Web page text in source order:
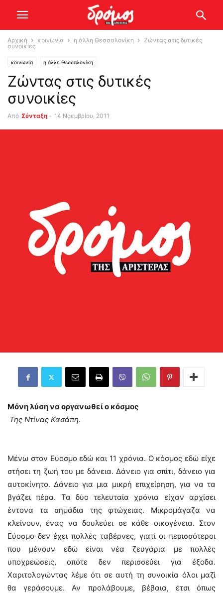
Αρχική κοινωνία η άλλη Θεσσαλονίκη
Ζώντας στις δυτικές
συνοικίες
κοινωνία η άλλη Θεσσαλονίκη
Ζώντας στις δυτικές
συνοικίες
Από Σύνταξη - 14 Νοεμβρίου, 2011
Μόνη λύση να οργανωθεί ο κόσμος
Της Ντίνας Κασάπη.
Μένω στον Εύοσμο εδώ και 11 χρόνια. Ο κόσμος εδώ είχε
στήσει τη ζωή του με δάνεια. Δάνειο για σπίτι, δάνειο για
αυτοκίνητο. Δάνειο για μια μικρή επιχείρηση, για να τα
βγάζει πέρα. Τα δύο τελευταία χρόνια είχαν αρχίσει
έντονα τα σημάδια της φτώχειας. Μικρομάγαζα να
κλείνουν, ένας να δουλεύει σε κάθε οικογένεια. Στον
Εύοσμο δεν έχει πολλές ταβέρνες, γιατί οι περισσότεροι
που μένουν εδώ είναι νέα ζευγάρια με πολλές
υποχρεώσεις, οπότε δεν περισσεύει για έξοδα.
Χαριτολογώντας λέμε ότι σε αυτή τη συνοικία όλοι μαζί
θα γεράσουμε. Αν προλάβουμε, βέβαια, έτσι όπως